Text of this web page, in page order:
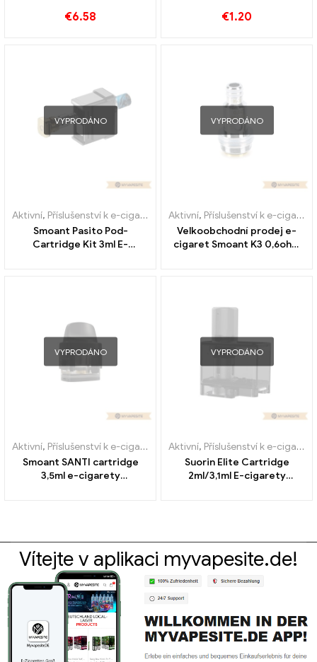
€6.58 €1.20
VYPRODÁNO
Aktivní, Příslušenství k e-cigaretám ,Výparník
Smoant Pasito Pod-
Cartridge Kit 3ml E-
VYPRODÁNO
Aktivní, Příslušenství k e-cigaretám
Velkoobchodní prodej e-
cigaret Smoant K3 0,6ohm
VYPRODÁNO
Aktivní, Příslušenství k e-cigaretám ,Výparník
Smoant SANTI cartridge
3,5ml e-cigarety
VYPRODÁNO
Aktivní, Příslušenství k e-cigaretám
Suorin Elite Cartridge
2ml/3,1ml E-cigarety
Vítejte v aplikaci myvapesite.de!